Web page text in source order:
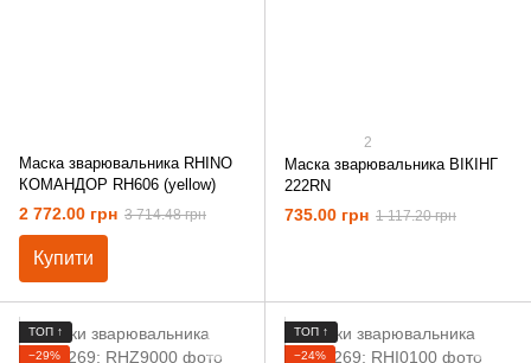
Маска зварювальника RHINO
КОМАНДОР RH606 (yellow)
2 772.00 грн 3 714.48 грн
Купити
2
Маска зварювальника ВІКІНГ
222RN
735.00 грн 1 117.20 грн
ТОП ↑
−29%
ТОП ↑
−24%